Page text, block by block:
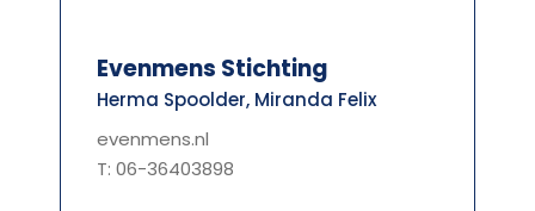
Evenmens Stichting
Herma Spoolder, Miranda Felix
evenmens.nl
T: 06-36403898